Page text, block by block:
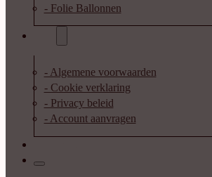
- Folie Ballonnen
- Algemene voorwaarden
- Cookie verklaring
- Privacy beleid
- Account aanvragen